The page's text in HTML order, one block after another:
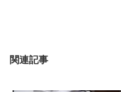
関連記事